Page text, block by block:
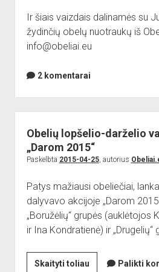
dainos
Ir šiais vaizdais dalinamės su
žydinčių obelų nuotraukų iš
info@obeliai.eu
2 komentarai
Obelių lopšelio-darželio
„Darom 2015“
Paskelbta 2015-04-25, autorius
Patys mažiausi obeliečiai,
dalyvavo akcijoje „Darom
„Boružėlių“ grupės (auklėtojos
ir Ina Kondratienė) ir „Drugelių“
Skaityti toliauObelių Palikti